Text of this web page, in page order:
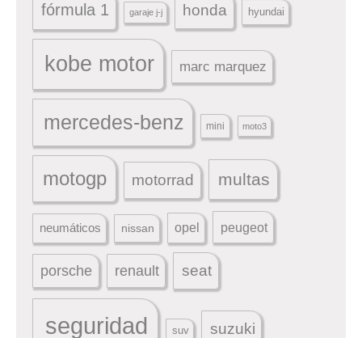
fórmula 1 garaje j-j honda hyundai
kobe motor marc marquez
mercedes-benz mini moto3
motogp motorrad multas
neumáticos nissan opel peugeot
porsche renault seat
seguridad suv suzuki